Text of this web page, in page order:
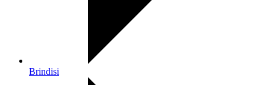
Brindisi